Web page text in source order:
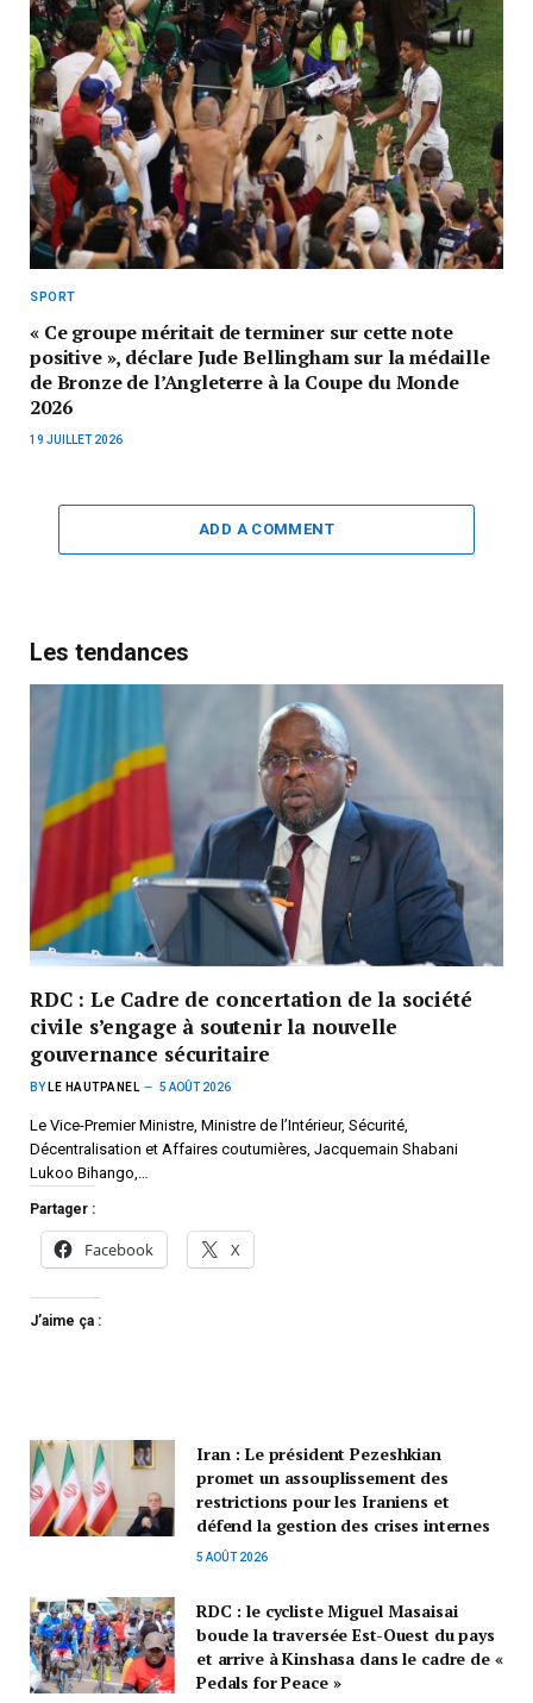
SPORT
« Ce groupe méritait de terminer sur cette note
positive », déclare Jude Bellingham sur la médaille
de Bronze de l’Angleterre à la Coupe du Monde
2026
19 JUILLET 2026
ADD A COMMENT
Les tendances
RDC : Le Cadre de concertation de la société
civile s’engage à soutenir la nouvelle
gouvernance sécuritaire
BY LE HAUTPANEL 5 AOÛT 2026
Le Vice-Premier Ministre, Ministre de l’Intérieur, Sécurité,
Décentralisation et Affaires coutumières, Jacquemain Shabani
Lukoo Bihango,…
Partager :
Facebook X
J’aime ça :
Iran : Le président Pezeshkian
promet un assouplissement des
restrictions pour les Iraniens et
défend la gestion des crises internes
5 AOÛT 2026
RDC : le cycliste Miguel Masaisai
boucle la traversée Est-Ouest du pays
et arrive à Kinshasa dans le cadre de «
Pedals for Peace »